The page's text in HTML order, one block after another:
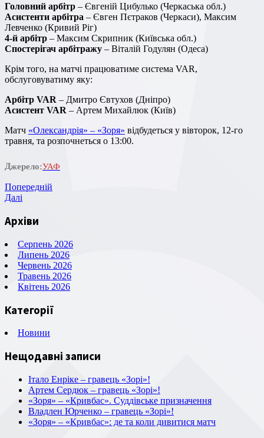
Головний арбітр – Євгеній Цибулько (Черкаська обл.)
Асистенти арбітра – Євген Пєтраков (Черкаси), Максим
Левченко (Кривий Ріг)
4-й арбітр – Максим Скрипник (Київська обл.)
Спостерігач арбітражу – Віталій Годулян (Одеса)
Крім того, на матчі працюватиме система VAR,
обслуговуватиму яку:
Арбітр VAR – Дмитро Євтухов (Дніпро)
Асистент VAR – Артем Михайлюк (Київ)
Матч «Олександрія» – «Зоря» відбудеться у вівторок, 12-го
травня, та розпочнеться о 13:00.
Джерело:УАФ
Навігація
Попередній
запис
Попередній
Наступний
Далі
Архіви
Серпень 2026
Липень 2026
Червень 2026
Травень 2026
Квітень 2026
Категорії
Новини
Нещодавні записи
Італо Енріке – гравець «Зорі»!
Артем Сердюк – гравець «Зорі»!
«Зоря» – «Кривбас». Суддівське призначення
Владлен Юрченко – гравець «Зорі»!
«Зоря» – «Кривбас»: де та коли дивитися матч